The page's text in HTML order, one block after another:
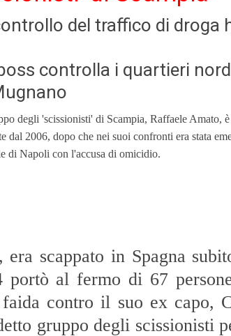
del traffico di droga
controlla i quartieri
degli 'scissionisti' di Scampia, Raffaele Amato,
dal 2006, dopo che nei suoi confronti era stata
di Napoli con l'accusa di omicidio.
era scappato in Spagna
portò al fermo di 67
contro il suo ex capo,
gruppo degli scissionisti